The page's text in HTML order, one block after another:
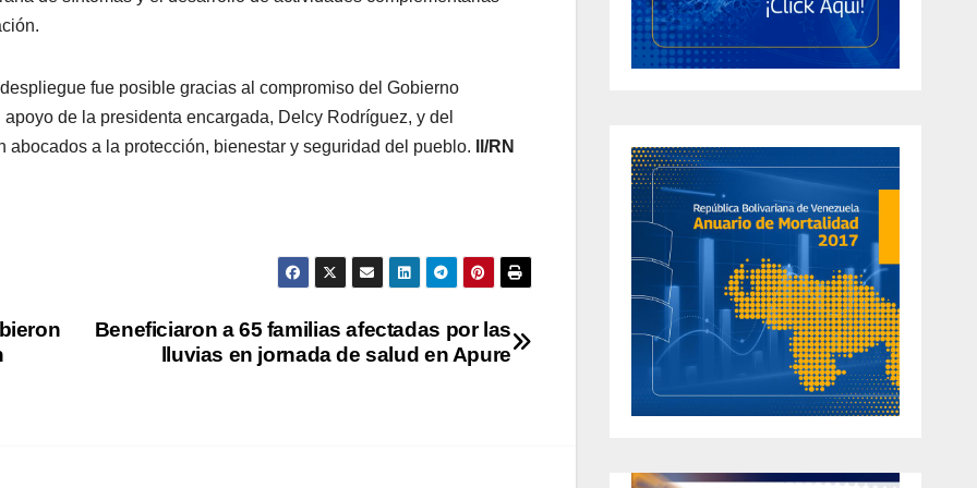
fue posible gracias al compromiso del Gobierno
de la presidenta encargada, Delcy Rodríguez, y del
a la protección, bienestar y seguridad del pueblo.
ll/RN
Beneficiaron a 65 familias afectadas por las
lluvias en jornada de salud en Apure